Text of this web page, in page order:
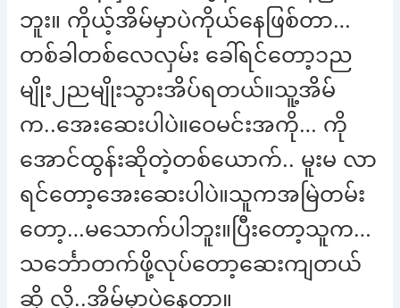
ဘူး။ ကိုယ့်အိမ်မှာပဲကိုယ်နေဖြစ်တာ…
တစ်ခါတစ်လေလှမ်း ခေါ်ရင်တော့၁ည
မျိုး၂ညမျိုးသွားအိပ်ရတယ်။သူ့အိမ်
က..အေးဆေးပါပဲ။ဝေမင်းအကို… ကို
အောင်ထွန်းဆိုတဲ့တစ်ယောက်.. မူးမ လာ
ရင်တော့အေးဆေးပါပဲ။သူကအမြဲတမ်း
တော့…မသောက်ပါဘူး။ပြီးတော့သူက…
သင်္ဘောတက်ဖို့လုပ်တော့ဆေးကျတယ်
ဆို လို့..အိမ်မှာပဲနေတာ။